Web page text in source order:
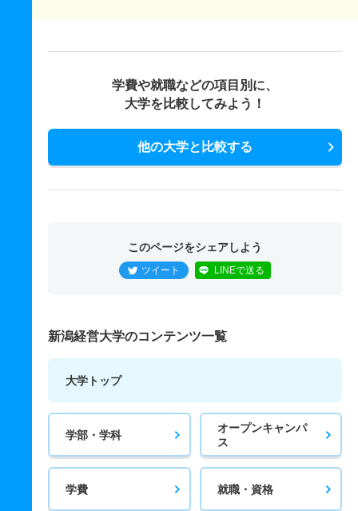
学費や就職などの項目別に、
大学を比較してみよう！
他の大学と比較する
このページをシェアしよう
ツイート LINEで送る
新潟経営大学のコンテンツ一覧
大学トップ
学部・学科
オープンキャンパ
ス
学費 就職・資格